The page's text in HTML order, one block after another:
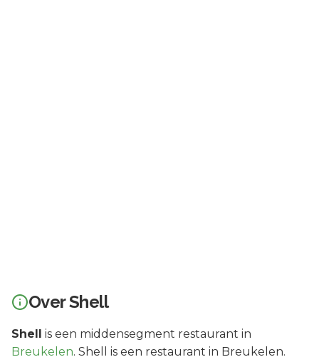
OverShell
Shell is een middensegment restaurant in
Breukelen. Shell is een restaurant in Breukelen.